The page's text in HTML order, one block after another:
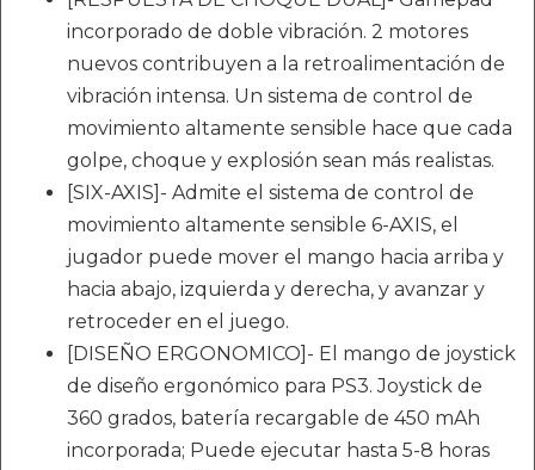
incorporado de doble vibración. 2 motores
nuevos contribuyen a la retroalimentación de
vibración intensa. Un sistema de control de
movimiento altamente sensible hace que cada
golpe, choque y explosión sean más realistas.
[SIX-AXIS]- Admite el sistema de control de
movimiento altamente sensible 6-AXIS, el
jugador puede mover el mango hacia arriba y
hacia abajo, izquierda y derecha, y avanzar y
retroceder en el juego.
[DISEÑO ERGONOMICO]- El mango de joystick
de diseño ergonómico para PS3. Joystick de
360 grados, batería recargable de 450 mAh
incorporada; Puede ejecutar hasta 5-8 horas